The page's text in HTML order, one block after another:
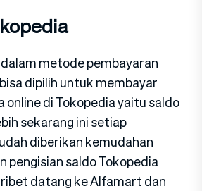
metode pembayaran
dipilih untuk membayar
online di Tokopedia yaitu saldo
sekarang ini setiap
diberikan kemudahan
pengisian saldo Tokopedia
datang ke Alfamart dan